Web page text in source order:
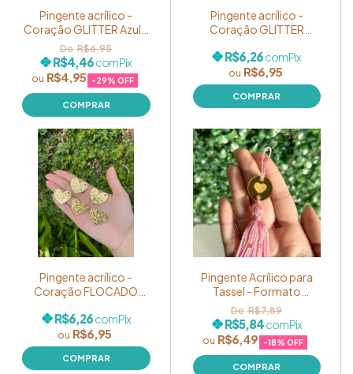
Pingente acrílico -
Coração GLITTER Azul -
Pacote com 05
unidades
R$4,95 -29% OFF
R$6,95
R$4,46comPix
Pingente acrílico -
Coração GLITTER
05 unidades
R$6,95
R$6,26comPix
Pingente acrílico -
Coração FLOCADO
05 unidades
R$6,95
R$6,26comPix
Pingente Acrílico para
Tassel - Formato
Redondo Coração
Dourado - Pacote com
05 unidades
R$6,49 -18% OFF
R$7,89
R$5,84comPix